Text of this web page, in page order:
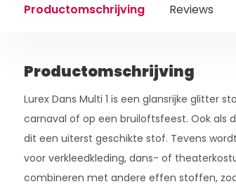
Productomschrijving Reviews
Productomschrijving
Lurex Dans Multi 1 is een glansrijke glitter
carnaval of op een bruiloftsfeest. Ook als
dit een uiterst geschikte stof. Tevens
voor verkleedkleding, dans- of
combineren met andere effen stoffen,